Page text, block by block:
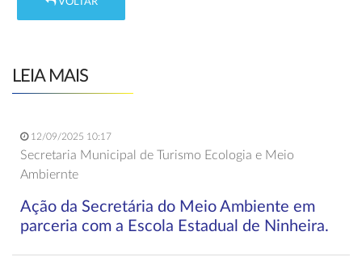
LEIA MAIS
12/09/2025 10:17
Secretaria Municipal de Turismo Ecologia e Meio
Ambiernte
Ação da Secretária do Meio Ambiente em
parceria com a Escola Estadual de Ninheira.